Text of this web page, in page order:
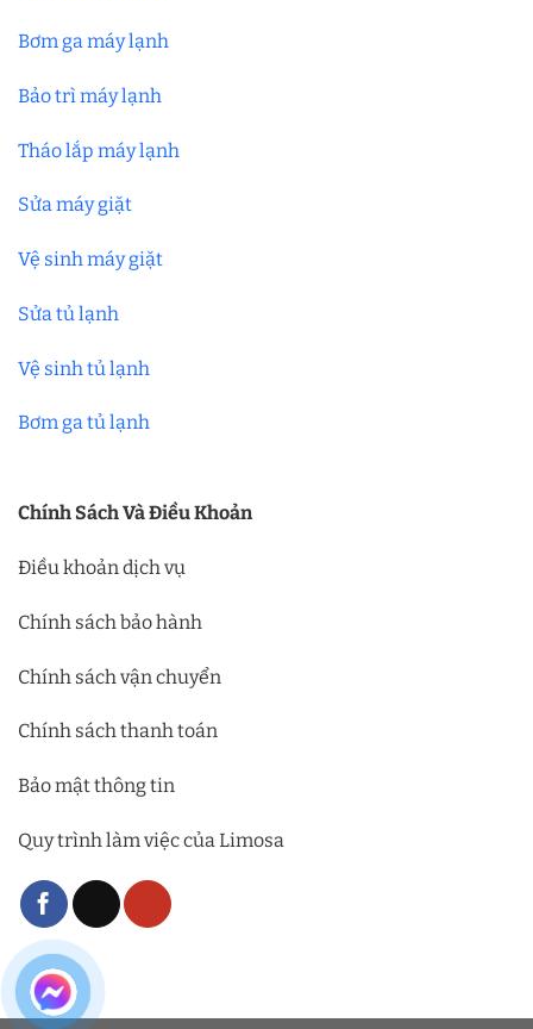
Bơm ga máy lạnh
Bảo trì máy lạnh
Tháo lắp máy lạnh
Sửa máy giặt
Vệ sinh máy giặt
Sửa tủ lạnh
Vệ sinh tủ lạnh
Bơm ga tủ lạnh
Chính Sách Và Điều Khoản
Điều khoản dịch vụ
Chính sách bảo hành
Chính sách vận chuyển
Chính sách thanh toán
Bảo mật thông tin
Quy trình làm việc của Limosa